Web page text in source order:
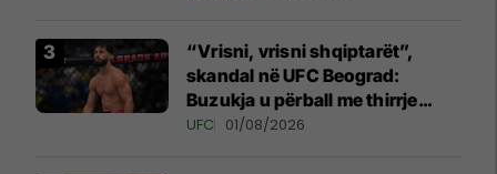
“Vrisni, vrisni shqiptarët”,
skandal në UFC Beograd:
Buzukja u përball me thirrje
anti-shqiptare nga tribunat
UFC 01/08/2026